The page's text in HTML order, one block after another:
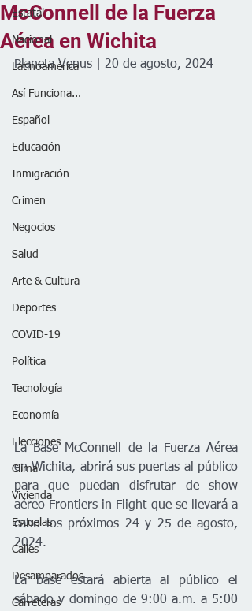
Estatal
Nacional
Latinoamérica
Así Funciona...
Español
Educación
Inmigración
Crimen
Negocios
Salud
Arte & Cultura
Deportes
COVID-19
Política
Tecnología
Economía
Elecciones
Clima
Vivienda
Escuelas
Calles
Desamparados
Carreteras
McConnell de la Fuerza
Aérea en Wichita
Planeta Venus | 20 de agosto, 2024
La Base McConnell de la Fuerza Aérea
en Wichita, abrirá sus puertas al público
para que puedan disfrutar de show
aéreo Frontiers in Flight que se llevará a
cabo los próximos 24 y 25 de agosto,
2024.
La base estará abierta al público el
sábado y domingo de 9:00 a.m. a 5:00